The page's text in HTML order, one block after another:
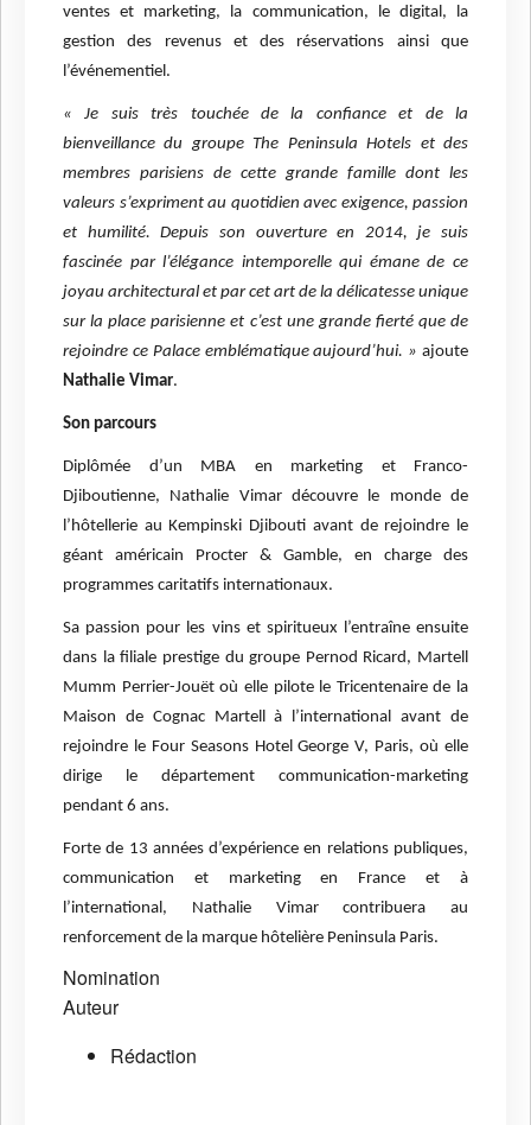
ventes et marketing, la communication, le digital, la
gestion des revenus et des réservations ainsi que
l’événementiel.
« Je suis très touchée de la confiance et de la
bienveillance du groupe The Peninsula Hotels et des
membres parisiens de cette grande famille dont les
valeurs s’expriment au quotidien avec exigence, passion
et humilité. Depuis son ouverture en 2014, je suis
fascinée par l’élégance intemporelle qui émane de ce
joyau architectural et par cet art de la délicatesse unique
sur la place parisienne et c’est une grande fierté que de
rejoindre ce Palace emblématique aujourd’hui. » ajoute
Nathalie Vimar.
Son parcours
Diplômée d’un MBA en marketing et Franco-
Djiboutienne, Nathalie Vimar découvre le monde de
l’hôtellerie au Kempinski Djibouti avant de rejoindre le
géant américain Procter & Gamble, en charge des
programmes caritatifs internationaux.
Sa passion pour les vins et spiritueux l’entraîne ensuite
dans la filiale prestige du groupe Pernod Ricard, Martell
Mumm Perrier-Jouët où elle pilote le Tricentenaire de la
Maison de Cognac Martell à l’international avant de
rejoindre le Four Seasons Hotel George V, Paris, où elle
dirige le département communication-marketing
pendant 6 ans.
Forte de 13 années d’expérience en relations publiques,
communication et marketing en France et à
l’international, Nathalie Vimar contribuera au
renforcement de la marque hôtelière Peninsula Paris.
Nomination
Auteur
Rédaction